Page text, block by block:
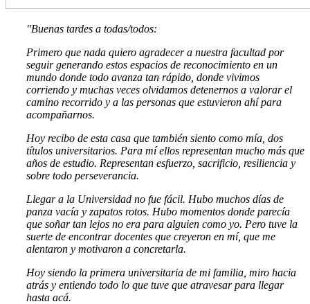
"Buenas tardes a todas/todos:
Primero que nada quiero agradecer a nuestra facultad por
seguir generando estos espacios de reconocimiento en un
mundo donde todo avanza tan rápido, donde vivimos
corriendo y muchas veces olvidamos detenernos a valorar el
camino recorrido y a las personas que estuvieron ahí para
acompañarnos.
Hoy recibo de esta casa que también siento como mía, dos
títulos universitarios. Para mí ellos representan mucho más que
años de estudio. Representan esfuerzo, sacrificio, resiliencia y
sobre todo perseverancia.
Llegar a la Universidad no fue fácil. Hubo muchos días de
panza vacía y zapatos rotos. Hubo momentos donde parecía
que soñar tan lejos no era para alguien como yo. Pero tuve la
suerte de encontrar docentes que creyeron en mí, que me
alentaron y motivaron a concretarla.
Hoy siendo la primera universitaria de mi familia, miro hacia
atrás y entiendo todo lo que tuve que atravesar para llegar
hasta acá.